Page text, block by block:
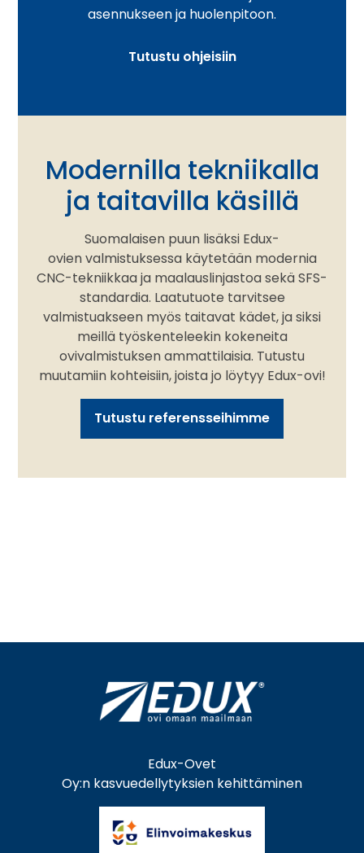
asennukseen ja huolenpitoon.
Tutustu ohjeisiin
Modernilla tekniikalla
ja taitavilla käsillä
Suomalaisen puun lisäksi Edux-
ovien valmistuksessa käytetään modernia
CNC-tekniikkaa ja maalauslinjastoa sekä SFS-
standardia. Laatutuote tarvitsee
valmistuakseen myös taitavat kädet, ja siksi
meillä työskenteleekin kokeneita
ovivalmistuksen ammattilaisia. Tutustu
muutamiin kohteisiin, joista jo löytyy Edux-ovi!
Tutustu referensseihimme
Edux-Ovet
Oy:n kasvuedellytyksien kehittäminen